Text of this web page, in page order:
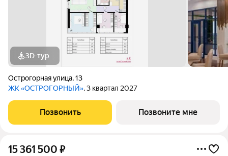
3D-тур
Острогорная улица,13
ЖК «ОСТРОГОРНЫЙ», 3 квартал 2027
Позвонить Позвоните мне
15 361 500 ₽